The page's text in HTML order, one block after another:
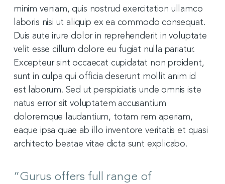
minim veniam, quis nostrud exercitation ullamco
laboris nisi ut aliquip ex ea commodo consequat.
Duis aute irure dolor in reprehenderit in voluptate
velit esse cillum dolore eu fugiat nulla pariatur.
Excepteur sint occaecat cupidatat non proident,
sunt in culpa qui officia deserunt mollit anim id
est laborum. Sed ut perspiciatis unde omnis iste
natus error sit voluptatem accusantium
doloremque laudantium, totam rem aperiam,
eaque ipsa quae ab illo inventore veritatis et quasi
architecto beatae vitae dicta sunt explicabo.
”Gurus offers full range of